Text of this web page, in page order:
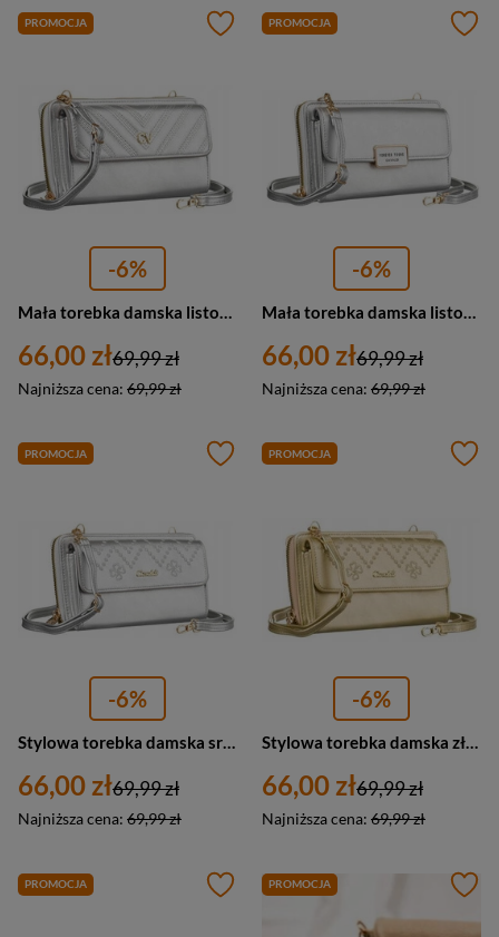
PROMOCJA
-6%
66,00 zł
Najniższa cena: 69,99 zł
69,99 zł
PROMOCJA
-6%
66,00 zł
Najniższa cena: 69,99 zł
69,99 zł
PROMOCJA
-6%
Stylowa torebka damska srebrna listonoszka 2w1 portfel - 4U Cavaldi M-13
66,00 zł
Najniższa cena: 69,99 zł
69,99 zł
PROMOCJA
-6%
Stylowa torebka damska złota listonoszka 2w1 portfel - 4U Cavaldi M-13
66,00 zł
Najniższa cena: 69,99 zł
69,99 zł
PROMOCJA PROMOCJA